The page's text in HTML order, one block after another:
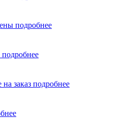
подробнее
подробнее
заказ подробнее